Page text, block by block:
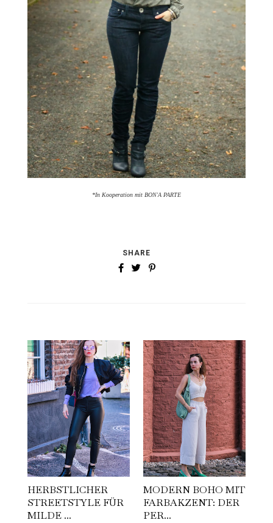
*In Kooperation mit BON'A PARTE
SHARE
HERBSTLICHER
STREETSTYLE FÜR
MILDE ...
MODERN BOHO MIT
FARBAKZENT: DER
PER...